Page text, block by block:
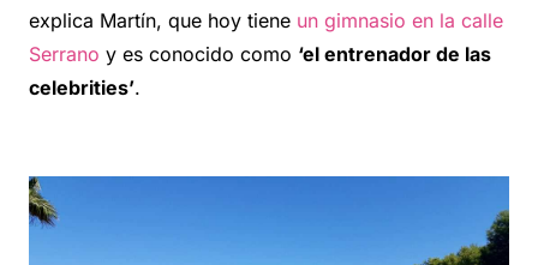
explica Martín, que hoy tiene un gimnasio en la calle
Serrano y es conocido como ‘el entrenador de las
celebrities’.